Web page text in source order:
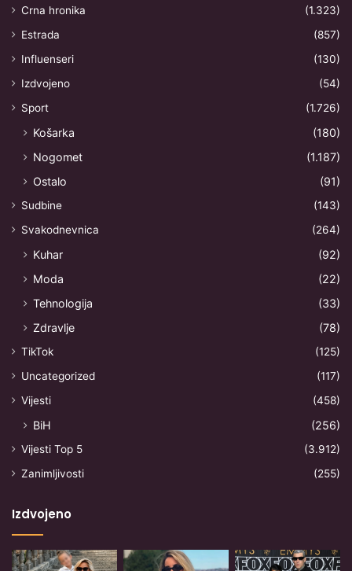
Crna hronika
(1.323)
Estrada
(857)
Influenseri
(130)
Izdvojeno
(54)
Sport
(1.726)
Košarka
(180)
Nogomet
(1.187)
Ostalo
(91)
Sudbine
(143)
Svakodnevnica
(264)
Kuhar
(92)
Moda
(22)
Tehnologija
(33)
Zdravlje
(78)
TikTok
(125)
Uncategorized
(117)
Vijesti
(458)
BiH (256)
Vijesti Top 5
(3.912)
Zanimljivosti
(255)
Izdvojeno